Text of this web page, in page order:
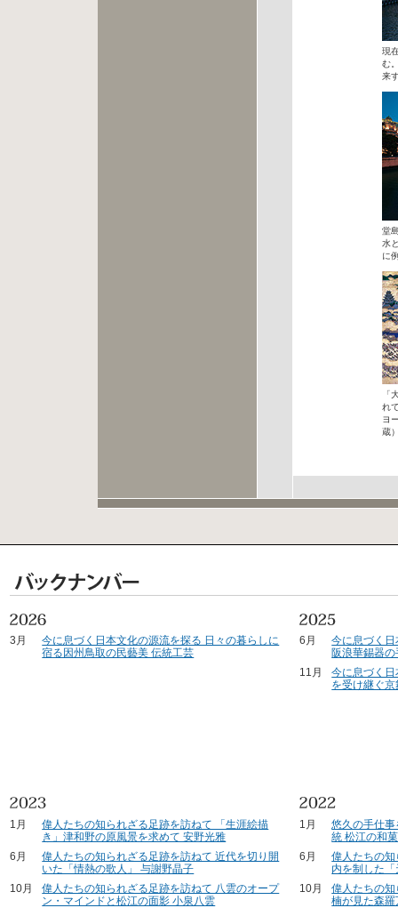
現
む
来
堂
水
に
「
れ
ヨ
蔵
3月
今に息づく日本文化の源流を探る 日々の暮らしに
宿る因州鳥取の民藝美 伝統工芸
6月
今に息づく
阪浪華錫器
11月
今に息づく
を受け継ぐ
1月
偉人たちの知られざる足跡を訪ねて 「生涯絵描
き」津和野の原風景を求めて 安野光雅
6月
偉人たちの知られざる足跡を訪ねて 近代を切り開
いた「情熱の歌人」 与謝野晶子
10月
偉人たちの知られざる足跡を訪ねて 八雲のオープ
ン・マインドと松江の面影 小泉八雲
1月
悠久の手仕
統 松江の和
6月
偉人たちの
内を制した
10月
偉人たちの
楠が見た森